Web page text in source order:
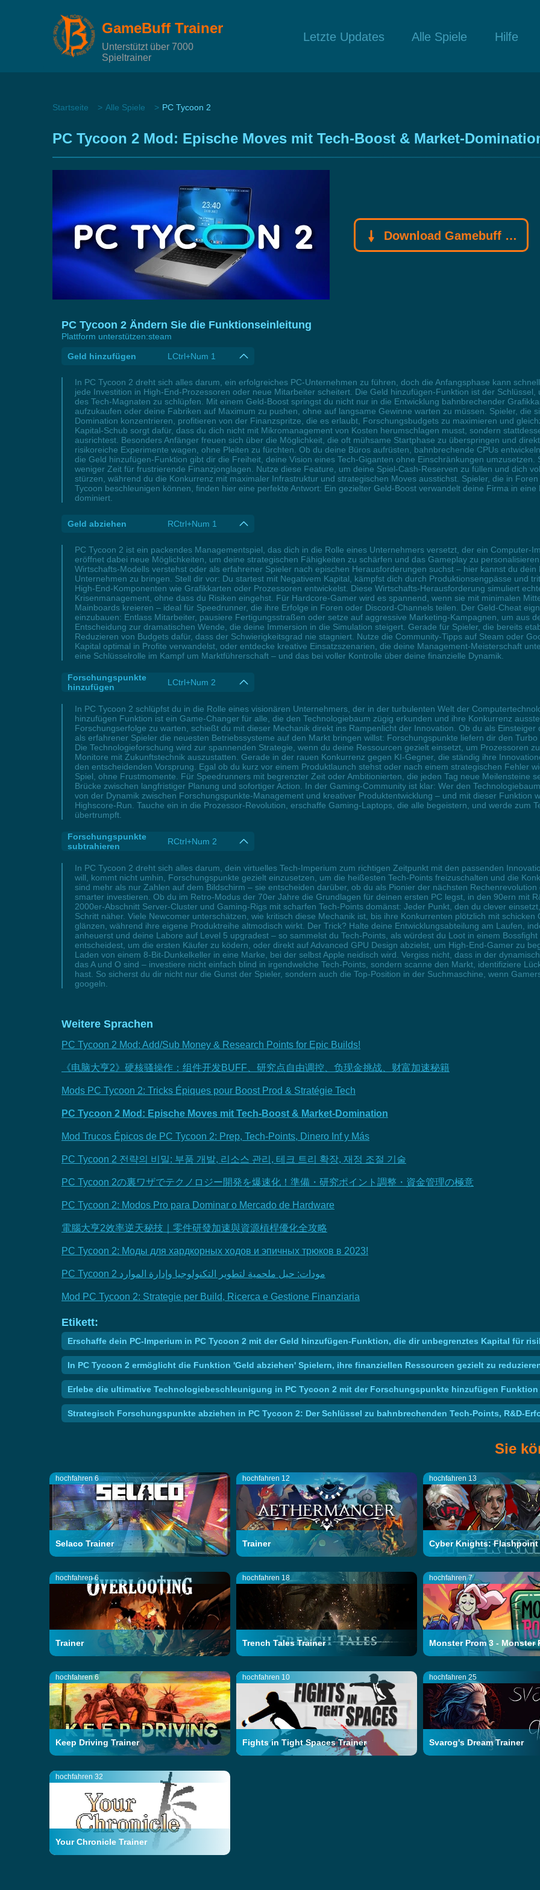
GameBuff Trainer
Unterstützt über 7000
Spieltrainer
Letzte Updates Alle Spiele Hilfe
Startseite Alle Spiele PC Tycoon 2
PC Tycoon 2 Mod: Epische Moves mit Tech-Boost & Market-
Download Gamebuff Trainer
PC Tycoon 2 Ändern Sie die Funktionseinleitung
Plattform unterstützen:steam
Geld hinzufügen LCtrl+Num 1
In PC Tycoon 2 dreht sich alles darum, ein erfolgreiches PC-Unternehmen zu führen, doch die Anfangsphase kann
jede Investition in High-End-Prozessoren oder neue Mitarbeiter scheitert. Die Geld hinzufügen-Funktion ist der
des Tech-Magnaten zu schlüpfen. Mit einem Geld-Boost springst du nicht nur in die Entwicklung bahnbrechender
aufzukaufen oder deine Fabriken auf Maximum zu pushen, ohne auf langsame Gewinne warten zu müssen. Spieler, die
Domination konzentrieren, profitieren von der Finanzspritze, die es erlaubt, Forschungsbudgets zu maximieren und
Kapital-Schub sorgt dafür, dass du dich nicht mit Mikromanagement von Kosten herumschlagen musst, sondern
ausrichtest. Besonders Anfänger freuen sich über die Möglichkeit, die oft mühsame Startphase zu überspringen und
risikoreiche Experimente wagen, ohne Pleiten zu fürchten. Ob du deine Büros aufrüsten, bahnbrechende CPUs
die Geld hinzufügen-Funktion gibt dir die Freiheit, deine Vision eines Tech-Giganten ohne Einschränkungen
weniger Zeit für frustrierende Finanzjonglagen. Nutze diese Feature, um deine Spiel-Cash-Reserven zu füllen und dich
stürzen, während du die Konkurrenz mit maximaler Infrastruktur und strategischen Moves ausstichst. Spieler, die in
Tycoon beschleunigen können, finden hier eine perfekte Antwort: Ein gezielter Geld-Boost verwandelt deine Firma in
dominiert.
Geld abziehen RCtrl+Num 1
PC Tycoon 2 ist ein packendes Managementspiel, das dich in die Rolle eines Unternehmers versetzt, der ein Computer-
eröffnet dabei neue Möglichkeiten, um deine strategischen Fähigkeiten zu schärfen und das Gameplay zu
Wirtschafts-Modells verstehst oder als erfahrener Spieler nach epischen Herausforderungen suchst – hier kannst du
Unternehmen zu bringen. Stell dir vor: Du startest mit Negativem Kapital, kämpfst dich durch Produktionsengpässe und
High-End-Komponenten wie Grafikkarten oder Prozessoren entwickelst. Diese Wirtschafts-Herausforderung simuliert
Krisenmanagement, ohne dass du Risiken eingehst. Für Hardcore-Gamer wird es spannend, wenn sie mit minimalen
Mainboards kreieren – ideal für Speedrunner, die ihre Erfolge in Foren oder Discord-Channels teilen. Der Geld-Cheat
einzubauen: Entlass Mitarbeiter, pausiere Fertigungsstraßen oder setze auf aggressive Marketing-Kampagnen, um aus
Entscheidung zur dramatischen Wende, die deine Immersion in die Simulation steigert. Gerade für Spieler, die bereits
Reduzieren von Budgets dafür, dass der Schwierigkeitsgrad nie stagniert. Nutze die Community-Tipps auf Steam oder
Kapital optimal in Profite verwandelst, oder entdecke kreative Einsatzszenarien, die deine Management-Meisterschaft
eine Schlüsselrolle im Kampf um Marktführerschaft – und das bei voller Kontrolle über deine finanzielle Dynamik.
Forschungspunkte
hinzufügen
LCtrl+Num 2
In PC Tycoon 2 schlüpfst du in die Rolle eines visionären Unternehmers, der in der turbulenten Welt der
hinzufügen Funktion ist ein Game-Changer für alle, die den Technologiebaum zügig erkunden und ihre Konkurrenz
Forschungserfolge zu warten, schießt du mit dieser Mechanik direkt ins Rampenlicht der Innovation. Ob du als
als erfahrener Spieler die neuesten Betriebssysteme auf den Markt bringen willst: Forschungspunkte liefern dir den
Die Technologieforschung wird zur spannenden Strategie, wenn du deine Ressourcen gezielt einsetzt, um Prozessoren
Monitore mit Zukunftstechnik auszustatten. Gerade in der rauen Konkurrenz gegen KI-Gegner, die ständig ihre
den entscheidenden Vorsprung. Egal ob du kurz vor einem Produktlaunch stehst oder nach einem strategischen Fehler
Spiel, ohne Frustmomente. Für Speedrunners mit begrenzter Zeit oder Ambitionierten, die jeden Tag neue Meilensteine
Brücke zwischen langfristiger Planung und sofortiger Action. In der Gaming-Community ist klar: Wer den
von der Dynamik zwischen Forschungspunkte-Management und kreativer Produktentwicklung – und mit dieser Funktion
Highscore-Run. Tauche ein in die Prozessor-Revolution, erschaffe Gaming-Laptops, die alle begeistern, und werde zum
übertrumpft.
Forschungspunkte
subtrahieren
RCtrl+Num 2
In PC Tycoon 2 dreht sich alles darum, dein virtuelles Tech-Imperium zum richtigen Zeitpunkt mit den passenden
will, kommt nicht umhin, Forschungspunkte gezielt einzusetzen, um die heißesten Tech-Points freizuschalten und die
sind mehr als nur Zahlen auf dem Bildschirm – sie entscheiden darüber, ob du als Pionier der nächsten
smarter investieren. Ob du im Retro-Modus der 70er Jahre die Grundlagen für deinen ersten PC legst, in den 90ern mit
2000er-Abschnitt Server-Cluster und Gaming-Rigs mit scharfen Tech-Points domänst: Jeder Punkt, den du clever
Schritt näher. Viele Newcomer unterschätzen, wie kritisch diese Mechanik ist, bis ihre Konkurrenten plötzlich mit
glänzen, während ihre eigene Produktreihe altmodisch wirkt. Der Trick? Halte deine Entwicklungsabteilung am Laufen,
anheuerst und deine Labore auf Level 5 upgradest – so sammelst du Tech-Points, als würdest du Loot in einem
entscheidest, um die ersten Käufer zu ködern, oder direkt auf Advanced GPU Design abzielst, um High-End-Gamer zu
Laden von einem 8-Bit-Dunkelkeller in eine Marke, bei der selbst Apple neidisch wird. Vergiss nicht, dass in der
das A und O sind – investiere nicht einfach blind in irgendwelche Tech-Points, sondern scanne den Markt, identifiziere
hast. So sicherst du dir nicht nur die Gunst der Spieler, sondern auch die Top-Position in der Suchmaschine, wenn
googeln.
Weitere Sprachen
PC Tycoon 2 Mod: Add/Sub Money & Research Points for Epic Builds!
《电脑大亨2》硬核骚操作：组件开发BUFF、研究点自由调控、负现金挑战、财富加速秘籍
Mods PC Tycoon 2: Tricks Épiques pour Boost Prod & Stratégie Tech
PC Tycoon 2 Mod: Epische Moves mit Tech-Boost & Market-Domination
Mod Trucos Épicos de PC Tycoon 2: Prep, Tech-Points, Dinero Inf y Más
PC Tycoon 2 전략의 비밀: 부품 개발, 리소스 관리, 테크 트리 확장, 재정 조절 기술
PC Tycoon 2の裏ワザでテクノロジー開発を爆速化！準備・研究ポイント調整・資金管理の極意
PC Tycoon 2: Modos Pro para Dominar o Mercado de Hardware
電腦大亨2效率逆天秘技｜零件研發加速與資源槓桿優化全攻略
PC Tycoon 2: Моды для хардкорных ходов и эпичных трюков в 2023!
PC Tycoon 2 مودات: حيل ملحمية لتطوير التكنولوجيا وإدارة الموارد
Mod PC Tycoon 2: Strategie per Build, Ricerca e Gestione Finanziaria
Etikett:
Erschaffe dein PC-Imperium in PC Tycoon 2 mit der Geld hinzufügen-Funktion, die dir unbegrenztes Kapital für
In PC Tycoon 2 ermöglicht die Funktion 'Geld abziehen' Spielern, ihre finanziellen Ressourcen gezielt zu
Erlebe die ultimative Technologiebeschleunigung in PC Tycoon 2 mit der Forschungspunkte hinzufügen
Strategisch Forschungspunkte abziehen in PC Tycoon 2: Der Schlüssel zu bahnbrechenden Tech-Points, R&D-
Sie
hochfahren 6
Selaco Trainer
hochfahren 12
Trainer
hochfahren 13
Cyber Knights: Flashpoint
hochfahren 6
Trainer
hochfahren 18
Trench Tales Trainer
hochfahren 7
Monster Prom 3 - Monster
hochfahren 6
Keep Driving Trainer
hochfahren 10
Fights in Tight Spaces Trainer
hochfahren 25
Svarog's Dream Trainer
hochfahren 32
Your Chronicle Trainer